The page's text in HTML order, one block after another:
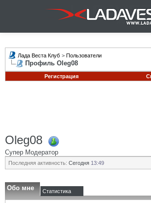
Лада Веста Клуб > Пользователи
Профиль Oleg08
Регистрация
Oleg08
Супер Модератор
Последняя активность: Сегодня 13:49
Обо мне Статистика